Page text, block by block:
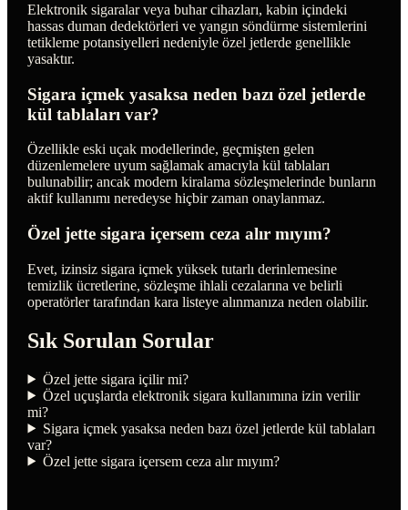
Elektronik sigaralar veya buhar cihazları, kabin içindeki
hassas duman dedektörleri ve yangın söndürme sistemlerini
tetikleme potansiyelleri nedeniyle özel jetlerde genellikle
yasaktır.
Sigara içmek yasaksa neden bazı özel jetlerde
kül tablaları var?
Özellikle eski uçak modellerinde, geçmişten gelen
düzenlemelere uyum sağlamak amacıyla kül tablaları
bulunabilir; ancak modern kiralama sözleşmelerinde bunların
aktif kullanımı neredeyse hiçbir zaman onaylanmaz.
Özel jette sigara içersem ceza alır mıyım?
Evet, izinsiz sigara içmek yüksek tutarlı derinlemesine
temizlik ücretlerine, sözleşme ihlali cezalarına ve belirli
operatörler tarafından kara listeye alınmanıza neden olabilir.
Sık Sorulan Sorular
Özel jette sigara içilir mi?
Özel uçuşlarda elektronik sigara kullanımına izin verilir
mi?
Sigara içmek yasaksa neden bazı özel jetlerde kül tablaları
var?
Özel jette sigara içersem ceza alır mıyım?